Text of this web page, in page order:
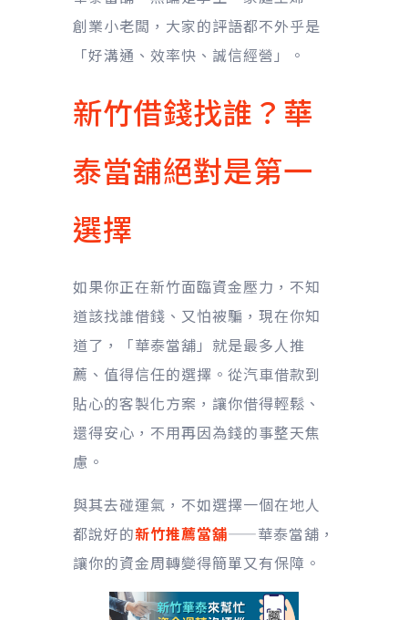
創業小老闆，大家的評語都不外乎是
「好溝通、效率快、誠信經營」。
新竹借錢找誰？華
泰當舖絕對是第一
選擇
如果你正在新竹面臨資金壓力，不知
道該找誰借錢、又怕被騙，現在你知
道了，「華泰當舖」就是最多人推
薦、值得信任的選擇。從汽車借款到
貼心的客製化方案，讓你借得輕鬆、
還得安心，不用再因為錢的事整天焦
慮。
與其去碰運氣，不如選擇一個在地人
都說好的新竹推薦當舖——華泰當舖，
讓你的資金周轉變得簡單又有保障。